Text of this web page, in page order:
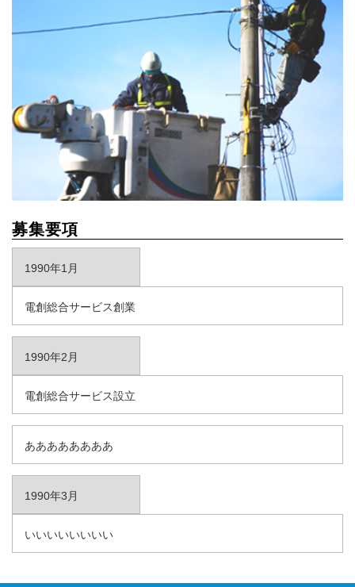
募集要項
1990年1月
電創総合サービス創業
1990年2月
電創総合サービス設立
ああああああああ
1990年3月
いいいいいいいい